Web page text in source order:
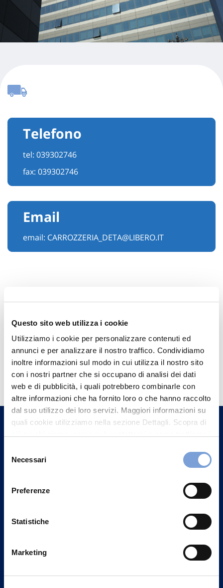
Questo sito web utilizza i cookie
Utilizziamo i cookie per personalizzare contenuti ed
annunci e per analizzare il nostro traffico. Condividiamo
inoltre informazioni sul modo in cui utilizza il nostro sito
con i nostri partner che si occupano di analisi dei dati
web e di pubblicità, i quali potrebbero combinarle con
altre informazioni che ha fornito loro o che hanno raccolto
dal suo utilizzo dei loro servizi. Maggiori informazioni su
quali cookie utilizziamo nella sezione Dettagli. Scopra di
può trovare nel footer del sito nella sezione "Informativa
delNecessari
Preferenze
Statistiche
Marketing
Telefono
tel: 039302746
fax: 039302746
Email
email: CARROZZERIA_DETA@LIBERO.IT
Hai bisogno di
informazioni?
Trova l'Agenzia più vicina a te e parla con
un nostro Agente.